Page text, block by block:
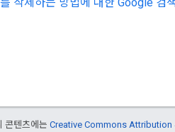
콘텐츠에는 Creative Commons Attribution